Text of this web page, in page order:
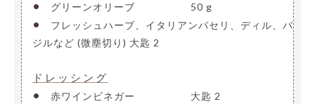
• グリーンオリーブ 50 g
•
フレッシュハーブ、イタリアンパセリ、ディル、バ
ジルなど (微塵切り) 大匙 2
ドレッシング
• 赤ワインビネガー 大匙 2